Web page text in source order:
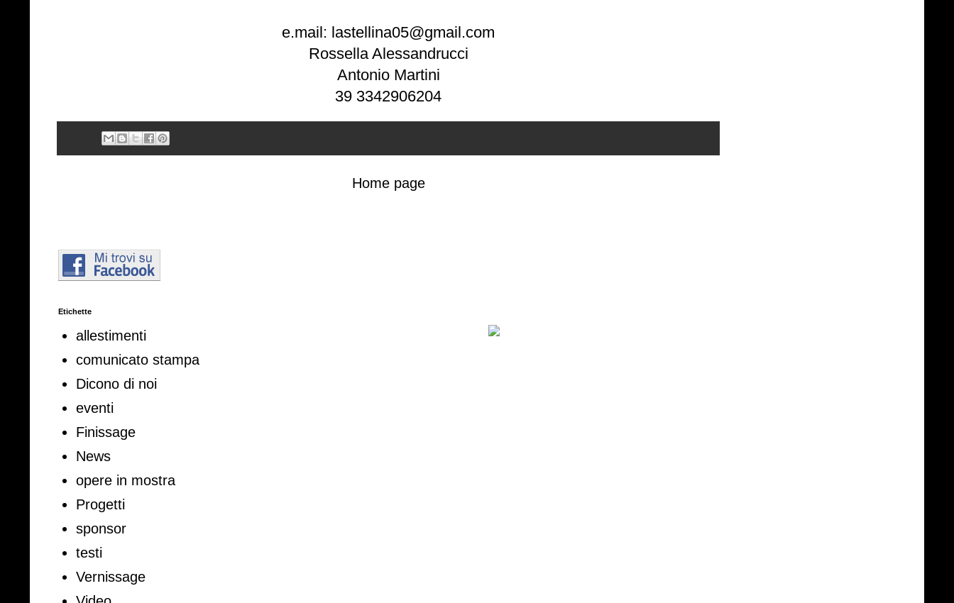
e.mail: lastellina05@gmail.com
Rossella Alessandrucci
Antonio Martini
39 3342906204
Home page
Etichette
allestimenti
comunicato stampa
Dicono di noi
eventi
Finissage
News
opere in mostra
Progetti
sponsor
testi
Vernissage